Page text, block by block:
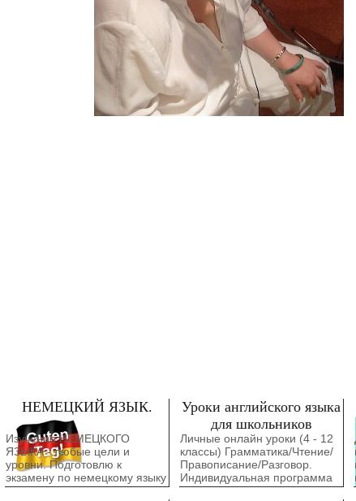
НЕМЕЦКИЙ ЯЗЫК.
Изучение НЕМЕЦКОГО
ЯЗЫКА - любые цели и
уровни. Подготовлю к
экзамену по немецкому языку
( с нуля!) на уровень А1- А2
Уроки английского языка
для школьников
Личные онлайн уроки (4 - 12
классы) Грамматика/Чтение/
Правописание/Разговор.
Индивидуальная программа
обучения для каждого